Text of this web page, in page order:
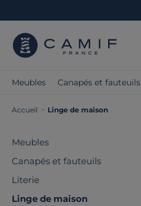
Meubles Canapés et fauteuils
Accueil > Linge de maison
Meubles
Canapés et fauteuils
Literie
Linge de maison